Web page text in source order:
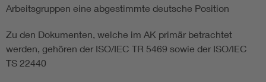
Arbeitsgruppen eine abgestimmte deutsche Position
Zu den Dokumenten, welche im AK primär betrachtet
werden, gehören der ISO/IEC TR 5469 sowie der ISO/IEC
TS 22440